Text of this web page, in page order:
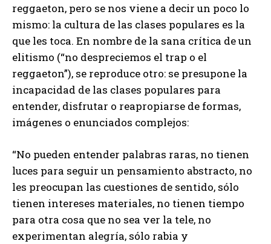
reggaeton, pero se nos viene a decir un poco lo
mismo: la cultura de las clases populares es la
que les toca. En nombre de la sana crítica de un
elitismo (“no despreciemos el trap o el
reggaeton”), se reproduce otro: se presupone la
incapacidad de las clases populares para
entender, disfrutar o reapropiarse de formas,
imágenes o enunciados complejos:
“No pueden entender palabras raras, no tienen
luces para seguir un pensamiento abstracto, no
les preocupan las cuestiones de sentido, sólo
tienen intereses materiales, no tienen tiempo
para otra cosa que no sea ver la tele, no
experimentan alegría, sólo rabia y